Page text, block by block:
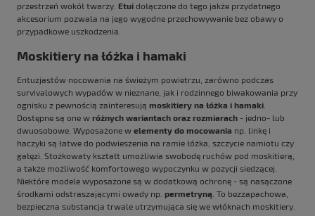
przestrzeń wokół twarzy. Etui dołączone do tego jakże przydatnego
akcesorium pozwala na jego wygodne przechowywanie bez obawy o
przypadkowe uszkodzenia.
Moskitiery na łóżka i hamaki
Entuzjastów nocowania na świeżym powietrzu, zarówno podczas
survivalowych wypadów w nieznane, jak i rodzinnego biwakowania przy
ognisku z pewnością zainteresują moskitiery na łóżka i hamaki
Dostępne są one w różnych wariantach oraz rozmiarach - jedno- lub
dwuosobowe. Wyposażone w elementy do mocowania np. linkę i
haczyki są łatwe do podwieszenia na ramie łóżka, szczycie namiotu czy
gałęzi. Stożkowaty kształt umożliwia swobodę ruchów pod moskitierą,
a także możliwość komfortowego wypoczynku w pozycji siedzącej.
Niektóre modele wyposażone są w dodatkową ochronę - są nasączone
środkami odstraszającymi owady np. permetryną . To bezzapachowa,
bezpieczna substancja trwale utrzymująca się we włóknach moskitiery.